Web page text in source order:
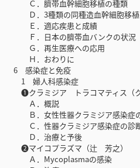
Ｃ．臍帯血幹細胞移植の種類
Ｄ．3種類の同種造血幹細胞移植
Ｅ．適応疾患と成績
Ｆ．日本の臍帯血バンクの状況
Ｇ．再生医療への応用
Ｈ．おわりに
6 感染症と免疫
1 婦人科感染症
❶クラミジア トラコマティス（ク
Ａ．概説
Ｂ．女性性器クラミジア感染症
Ｃ．性器クラミジア感染症の診
Ｄ．治療と予後
❷マイコプラズマ（辻 芳之）
Ａ．Mycoplasmaの感染